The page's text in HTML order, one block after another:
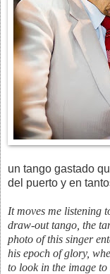
un tango gastado
del puerto y en
It moves me listening
draw-out tango, the
photo of this singer
his epoch of glory,
to look in the image